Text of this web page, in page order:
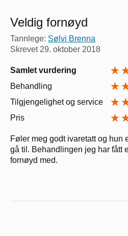
Veldig fornøyd
Tannlege: Sølvi Brenna
Skrevet 29. oktober 2018
Samlet vurdering
Behandling
Tilgjengelighet og service
Pris
Føler meg godt ivaretatt og hun
gå til. Behandlingen jeg har fått
fornøyd med.